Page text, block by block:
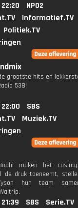
NPO2
Informatief.TV
Politiek.TV
grootste hits en
538!
SBS
Muziek.TV
maken het
de druk toeneemt,
hun team
SBS
Serie.TV